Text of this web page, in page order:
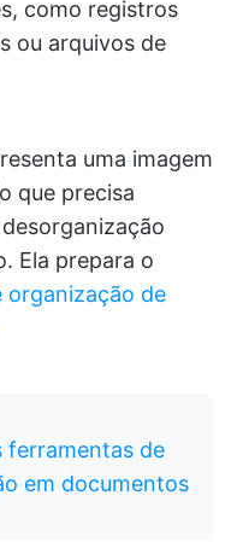
como registros
ou arquivos de
uma imagem
que precisa
Ela prepara o
organização de
ferramentas de
em documentos